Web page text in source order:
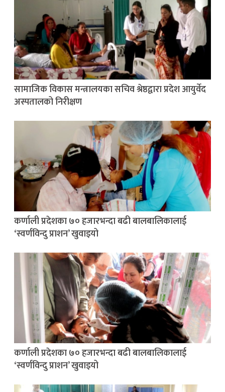
सामाजिक विकास मन्त्रालयका सचिव श्रेष्ठद्वारा प्रदेश आयुर्वेद
अस्पतालको निरीक्षण
कर्णाली प्रदेशका ७० हजारभन्दा बढी बालबालिकालाई
‘स्वर्णविन्दु प्राशन’ खुवाइयो
कर्णाली प्रदेशका ७० हजारभन्दा बढी बालबालिकालाई
‘स्वर्णविन्दु प्राशन’ खुवाइयो